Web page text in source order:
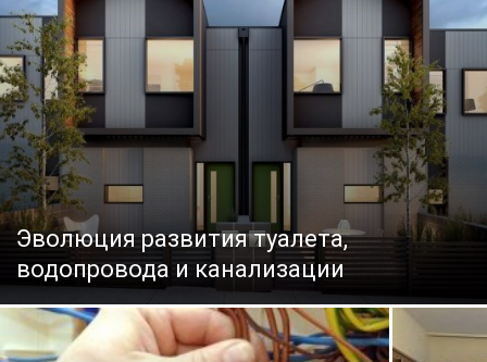
Эволюция развития туалета,
водопровода и канализации